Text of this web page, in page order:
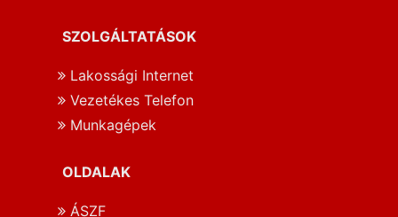
SZOLGÁLTATÁSOK
Lakossági Internet
Vezetékes Telefon
Munkagépek
OLDALAK
ÁSZF